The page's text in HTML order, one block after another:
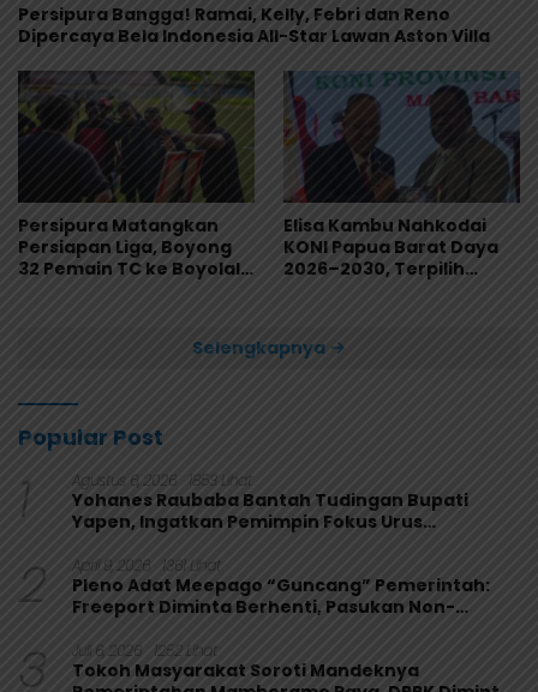
Persipura Bangga! Ramai, Kelly, Febri dan Reno
Dipercaya Bela Indonesia All-Star Lawan Aston Villa
Persipura Matangkan
Persiapan Liga, Boyong
32 Pemain TC ke Boyolali
Elisa Kambu Nahkodai
KONI Papua Barat Daya
2026–2030, Terpilih
Selengkapnya
Popular Post
1 Agustus 6, 2026 1853 Lihat
Yohanes Raubaba Bantah Tudingan Bupati
Yapen, Ingatkan Pemimpin Fokus Urus
2 April 9, 2026 1361 Lihat
Pleno Adat Meepago “Guncang” Pemerintah:
Freeport Diminta Berhenti, Pasukan Non-
3 Juli 6, 2026 1252 Lihat
Tokoh Masyarakat Soroti Mandeknya